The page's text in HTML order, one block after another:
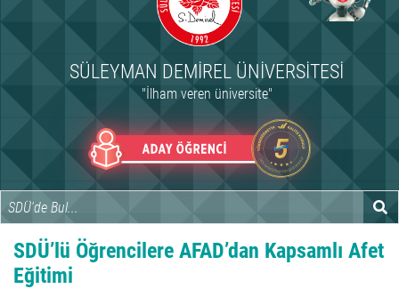
SÜLEYMAN DEMIREL ÜNIVERSITESI
"İlham veren üniversite"
İDARİ
ARAŞTIRMA
INTERNATIONAL
SDÜ’lü Öğrencilere AFAD’dan Kapsamlı Afet
Eğitimi